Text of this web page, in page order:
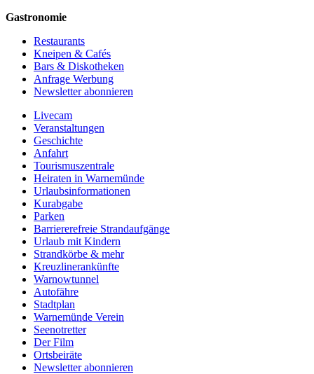
Gastronomie
Restaurants
Kneipen & Cafés
Bars & Diskotheken
Anfrage Werbung
Newsletter abonnieren
Livecam
Veranstaltungen
Geschichte
Anfahrt
Tourismuszentrale
Heiraten in Warnemünde
Urlaubsinformationen
Kurabgabe
Parken
Barriererefreie Strandaufgänge
Urlaub mit Kindern
Strandkörbe & mehr
Kreuzlinerankünfte
Warnowtunnel
Autofähre
Stadtplan
Warnemünde Verein
Seenotretter
Der Film
Ortsbeiräte
Newsletter abonnieren